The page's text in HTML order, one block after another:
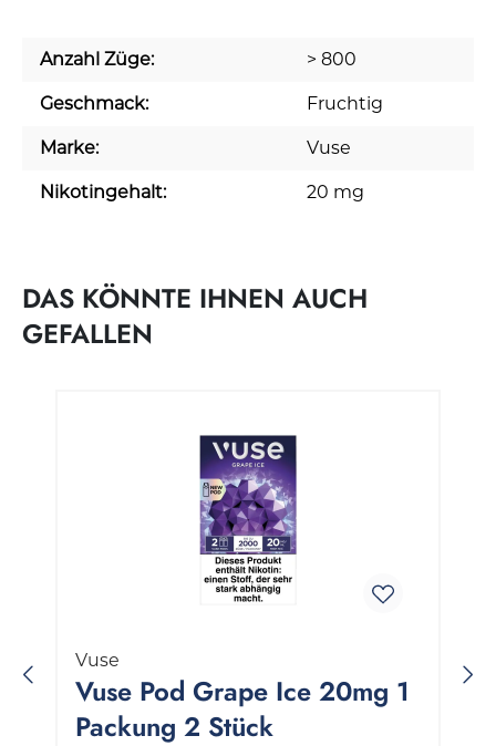
Anzahl Züge: > 800
Geschmack: Fruchtig
Marke: Vuse
Nikotingehalt: 20 mg
DAS KÖNNTE IHNEN AUCH
GEFALLEN
Vuse
Vuse Pod Grape Ice 20mg 1
Packung 2 Stück